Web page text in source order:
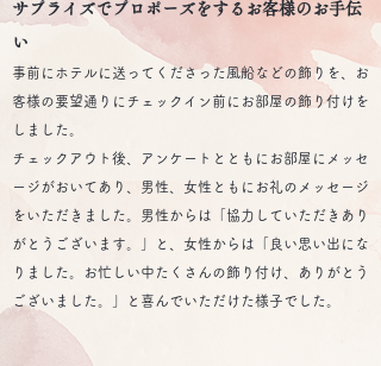
サプライズでプロポーズをするお客様のお手伝
い
事前にホテルに送ってくださった風船などの飾りを、お
客様の要望通りにチェックイン前にお部屋の飾り付けを
しました。
チェックアウト後、アンケートとともにお部屋にメッセ
ージがおいてあり、男性、女性ともにお礼のメッセージ
をいただきました。男性からは「協力していただきあり
がとうございます。」と、女性からは「良い思い出にな
りました。お忙しい中たくさんの飾り付け、ありがとう
ございました。」と喜んでいただけた様子でした。